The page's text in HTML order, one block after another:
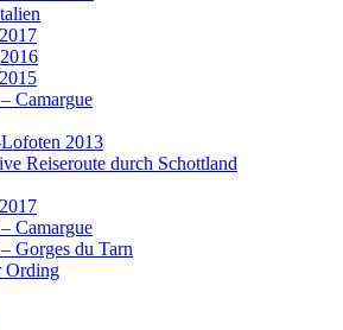
Camargue
2013
Reiseroute durch Schottland
Camargue
Gorges du Tarn
Ording